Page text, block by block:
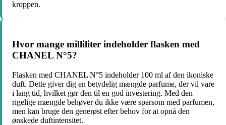
kroppen.
Hvor mange milliliter indeholder flasken med
CHANEL N°5?
Flasken med CHANEL N°5 indeholder 100 ml af den ikoniske
duft. Dette giver dig en betydelig mængde parfume, der vil vare
i lang tid, hvilket gør den til en god investering. Med den
rigelige mængde behøver du ikke være sparsom med parfumen,
men kan bruge den generøst efter behov for at opnå den
ønskede duftintensitet.